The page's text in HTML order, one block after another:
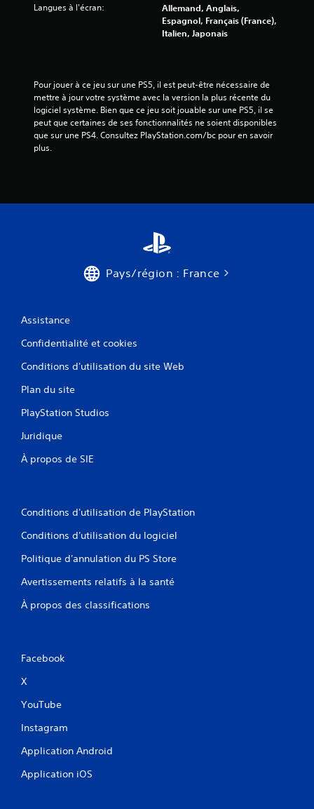
Langues à l'écran:
Allemand, Anglais,
Espagnol, Français (France),
Italien, Japonais
Pour jouer à ce jeu sur une PS5, il est peut-être nécessaire de
mettre à jour votre système avec la version la plus récente du
logiciel système. Bien que ce jeu soit jouable sur une PS5, il se
peut que certaines de ses fonctionnalités ne soient disponibles
que sur une PS4. Consultez PlayStation.com/bc pour en savoir
plus.
Pays/région : France
Assistance
Confidentialité et cookies
Conditions d'utilisation du site Web
Plan du site
PlayStation Studios
Juridique
À propos de SIE
Conditions d'utilisation de PlayStation
Conditions d'utilisation du logiciel
Politique d'annulation du PS Store
Avertissements relatifs à la santé
À propos des classifications
Facebook
X
YouTube
Instagram
Application Android
Application iOS